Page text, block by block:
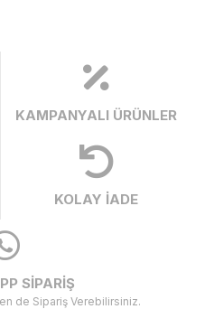
KAMPANYALI ÜRÜNLER
KOLAY İADE
SİPARİŞ
de Sipariş Verebilirsiniz.